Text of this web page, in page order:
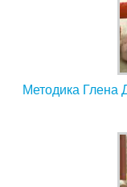
Методика Глена